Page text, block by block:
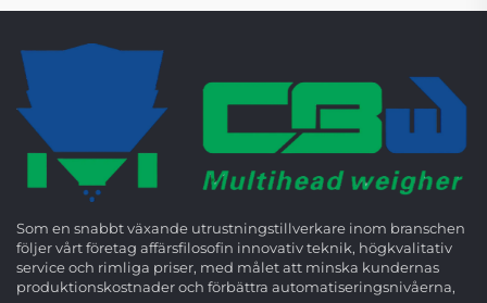
Som en snabbt växande utrustningstillverkare inom branschen
följer vårt företag affärsfilosofin innovativ teknik, högkvalitativ
service och rimliga priser, med målet att minska kundernas
produktionskostnader och förbättra automatiseringsnivåerna,